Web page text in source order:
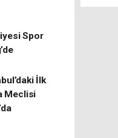
Spor
İlk
Meclisi